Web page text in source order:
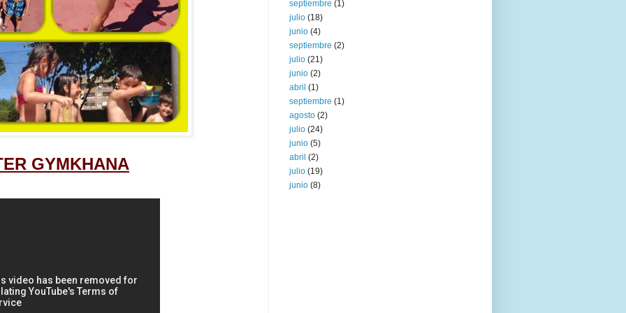
GYMKHANA
septiembre (1)
julio (18)
junio (4)
septiembre (2)
julio (21)
junio (2)
abril (1)
septiembre (1)
agosto (2)
julio (24)
junio (5)
abril (2)
julio (19)
junio (8)